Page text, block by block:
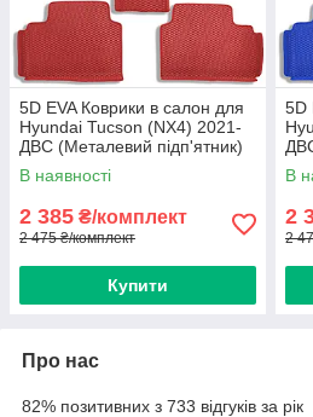
5D EVA Коврики в салон для
Hyundai Tucson (NX4) 2021-
ДВС (Металевий підп'ятник)
Червоні 5 шт
В наявності
2 385 ₴/комплект
2 475 ₴/комплект
Купити
5D
В
2
2
Про нас
82% позитивних з 733 відгуків за рік